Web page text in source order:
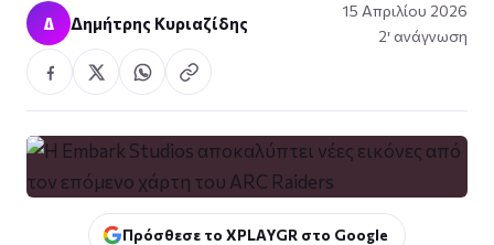
Δ Δημήτρης Κυριαζίδης
15 Απριλίου 2026
2′ ανάγνωση
Πρόσθεσε το XPLAYGR στο Google